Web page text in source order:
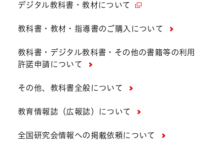
デジタル教科書・教材について
教科書・教材・指導書のご購入について
教科書・デジタル教科書・その他の書籍等の利用
許諾申請について
その他、教科書全般について
教育情報誌（広報誌）について
全国研究会情報への掲載依頼について